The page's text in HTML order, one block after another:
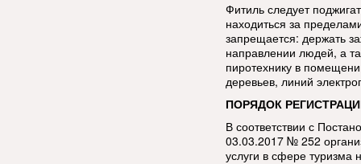
Фитиль следует
находиться за
запрещается: держать
направлении людей, а
пиротехнику в
деревьев, линий
ПОРЯДОК
В соответствии с
03.03.2017 № 252
услуги в сфере туризма